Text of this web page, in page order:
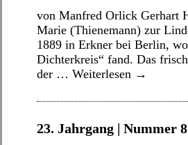
von Manfred Orlick Gerhart
Marie (Thienemann) zur
1889 in Erkner bei Berlin,
Dichterkreis“ fand. Das
der … Weiterlesen →
23. Jahrgang | Nummer